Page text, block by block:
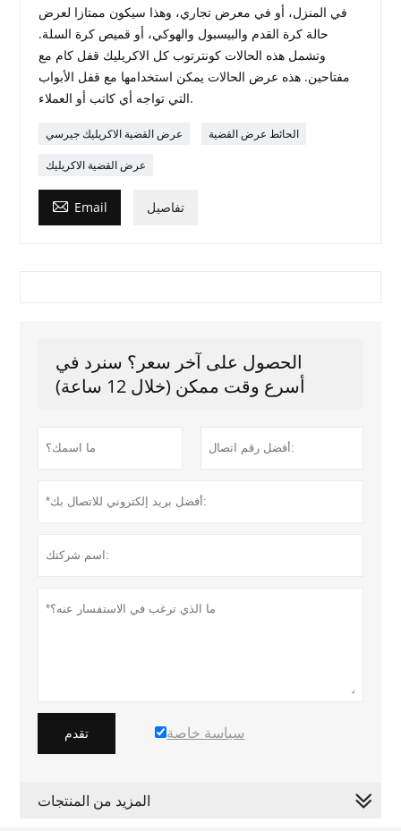
في المنزل، أو في معرض تجاري، وهذا سيكون ممتازا لعرض
حالة كرة القدم والبيسبول والهوكي، أو قميص كرة السلة.
وتشمل هذه الحالات كونترتوب كل الاكريليك قفل كام مع
مفتاحين. هذه عرض الحالات يمكن استخدامها مع قفل الأبواب
التي تواجه أي كاتب أو العملاء.
عرض القضية الاكريليك جيرسي الحائط عرض القضية
عرض القضية الاكريليك
 Email تفاصيل
الحصول على آخر سعر؟ سنرد في
أسرع وقت ممكن (خلال 12 ساعة)
تقدم سياسة خاصة
المزيد من المنتجات